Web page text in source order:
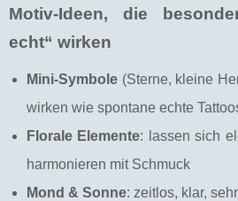
Motiv-Ideen, die
echt“ wirken
Mini-Symbole (Sterne, kleine
wirken wie spontane echte
Florale Elemente: lassen sich
harmonieren mit Schmuck
Mond & Sonne: zeitlos, klar,